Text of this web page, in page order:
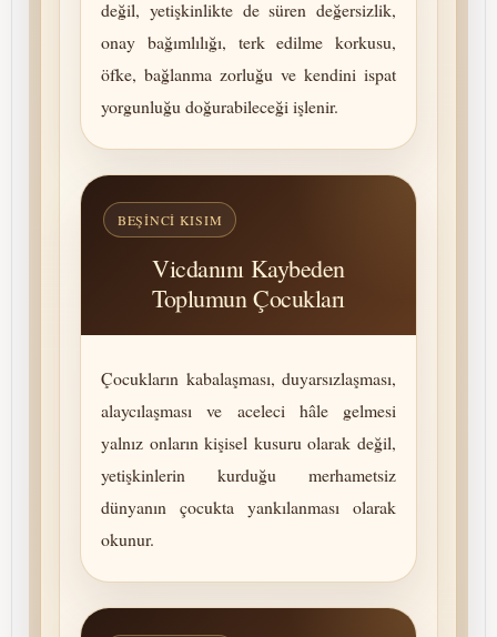
değil, yetişkinlikte de süren de­ğer­siz­lik,
onay ba­ğım­lı­lığı, terk edilme korkusu,
öfke, bağlanma zorluğu ve kendini ispat
yorgunluğu doğurabileceği işlenir.
BEŞINCI KISIM
Vicdanını Kaybeden
Toplumun Çocukları
Çocukların kabalaşması, du­yarsız­laşması,
alaycılaşması ve aceleci hâle gelmesi
yalnız onların kişisel kusuru olarak değil,
yetişkinlerin kurduğu merhametsiz
dünyanın çocukta yankılanması olarak
okunur.